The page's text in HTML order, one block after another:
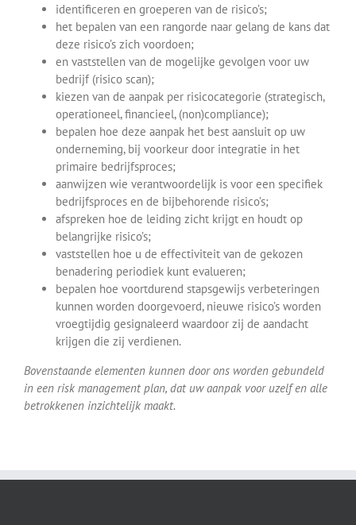
identificeren en groeperen van de risico’s;
het bepalen van een rangorde naar gelang de kans dat
deze risico’s zich voordoen;
en vaststellen van de mogelijke gevolgen voor uw
bedrijf (risico scan);
kiezen van de aanpak per risicocategorie (strategisch,
operationeel, financieel, (non)compliance);
bepalen hoe deze aanpak het best aansluit op uw
onderneming, bij voorkeur door integratie in het
primaire bedrijfsproces;
aanwijzen wie verantwoordelijk is voor een specifiek
bedrijfsproces en de bijbehorende risico’s;
afspreken hoe de leiding zicht krijgt en houdt op
belangrijke risico’s;
vaststellen hoe u de effectiviteit van de gekozen
benadering periodiek kunt evalueren;
bepalen hoe voortdurend stapsgewijs verbeteringen
kunnen worden doorgevoerd, nieuwe risico’s worden
vroegtijdig gesignaleerd waardoor zij de aandacht
krijgen die zij verdienen.
Bovenstaande elementen kunnen door ons worden gebundeld
in een risk management plan, dat uw aanpak voor uzelf en alle
betrokkenen inzichtelijk maakt.